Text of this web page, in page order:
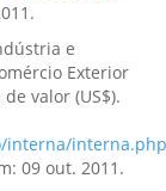
e
Exterior
valor (US$).
interna/
09 out. 2011.